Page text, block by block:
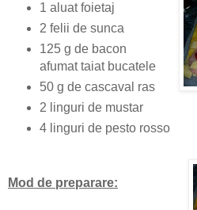
1 aluat foietaj
2 felii de sunca
125 g de bacon
afumat taiat bucatele
50 g de cascaval ras
2 linguri de mustar
4 linguri de pesto rosso
Mod de preparare: